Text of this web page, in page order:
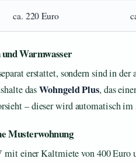
ca. 220 Euro
Warmwasser
erstattet, sondern sind in der
dasWohngeld Plus, das
– dieser wird automatisch
Musterwohnung
einer Kaltmiete von 400 Euro